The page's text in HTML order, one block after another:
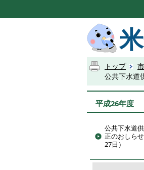
トップ
公共下水道
平成26年度
公共下水道
正のおしら
27日）